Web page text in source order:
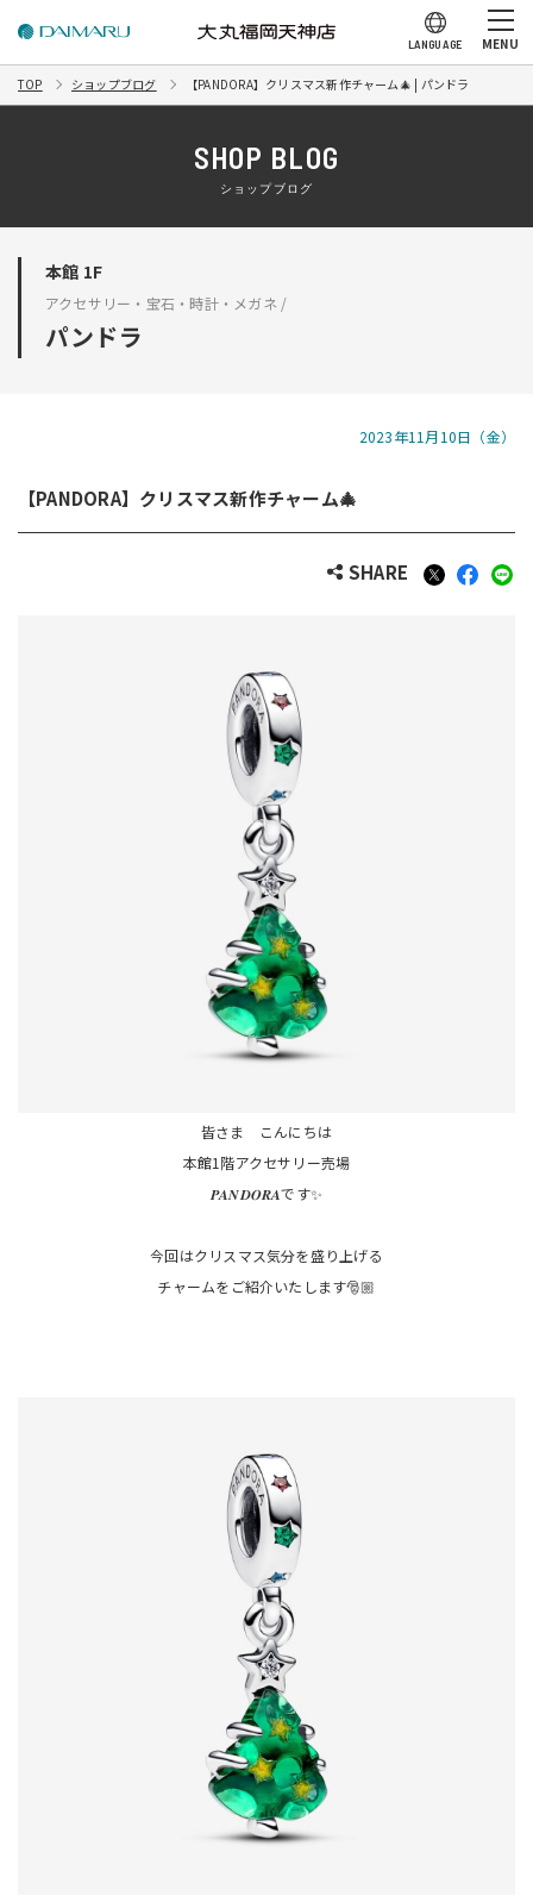
LANGUAGE MENU
TOP ショップブログ 【PANDORA】クリスマス新作チャーム🎄 | パンドラ
SHOP BLOG
ショップブログ
本館 1F
アクセサリー・宝石・時計・メガネ /
パンドラ
2023年11月10日（金）
【PANDORA】クリスマス新作チャーム🎄
SHARE
皆さま こんにちは
本館1階アクセサリー売場
𝑷𝑨𝑵𝑫𝑶𝑹𝑨です✨
今回はクリスマス気分を盛り上げる
チャームをご紹介いたします🎅🏼